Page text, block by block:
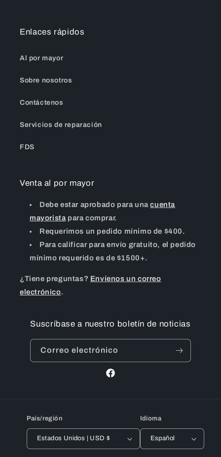
Enlaces rápidos
Al por mayor
Sobre nosotros
Contáctenos
Servicios de reparación
FDS
Venta al por mayor
Debe estar aprobado para unacuenta
mayorista para comprar.
Requerimos un pedido mínimo de $400.
Para calificar para envío gratuito, el pedido
mínimo requerido es de $1500+.
¿Tiene preguntas? Envíenos un correo
electrónico.
Suscríbase a nuestro boletín de noticias
Correo electrónico
Facebook
País/región
Estados Unidos | USD $
Idioma
Español